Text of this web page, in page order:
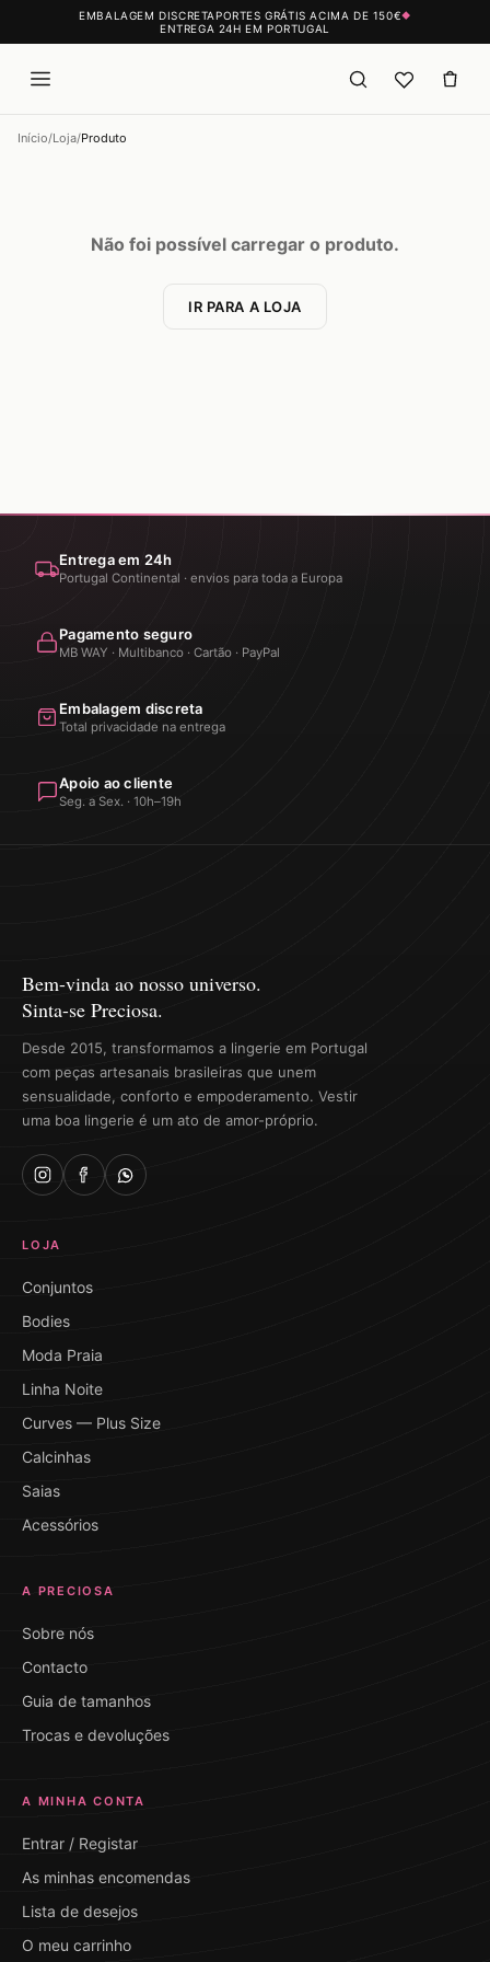
EMBALAGEM DISCRETAPORTES GRÁTIS ACIMA DE 150€◆
ENTREGA 24H EM PORTUGAL
Início/Loja/Produto
Não foi possível carregar o produto.
IR PARA A LOJA
Entrega em 24h
Portugal Continental · envios para toda a Europa
Pagamento seguro
MB WAY · Multibanco · Cartão · PayPal
Embalagem discreta
Total privacidade na entrega
Apoio ao cliente
Seg. a Sex. · 10h–19h
Bem-vinda ao nosso universo.
Sinta-se Preciosa.
Desde 2015, transformamos a lingerie em Portugal
com peças artesanais brasileiras que unem
sensualidade, conforto e empoderamento. Vestir
uma boa lingerie é um ato de amor-próprio.
LOJA
Conjuntos
Bodies
Moda Praia
Linha Noite
Curves — Plus Size
Calcinhas
Saias
Acessórios
A PRECIOSA
Sobre nós
Contacto
Guia de tamanhos
Trocas e devoluções
A MINHA CONTA
Entrar / Registar
As minhas encomendas
Lista de desejos
O meu carrinho